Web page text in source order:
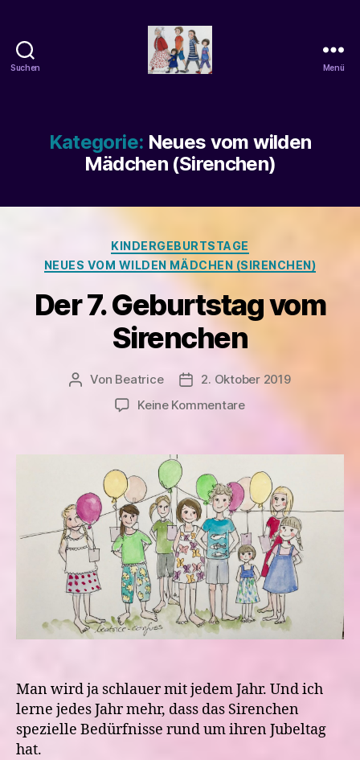
Suchen Menü
Kategorie: Neues vom wilden
Mädchen (Sirenchen)
Kategorien
KINDERGEBURTSTAGE
NEUES VOM WILDEN MÄDCHEN (SIRENCHEN)
Der 7. Geburtstag vom
Sirenchen
Beitragsautor
Von Beatrice Veröffentlichungsdatum
2. Oktober 2019
Keine Kommentarezu
Geburtstag
vom
Sirenchen
Man wird ja schlauer mit jedem Jahr. Und ich
lerne jedes Jahr mehr, dass das Sirenchen
spezielle Bedürfnisse rund um ihren Jubeltag
hat.